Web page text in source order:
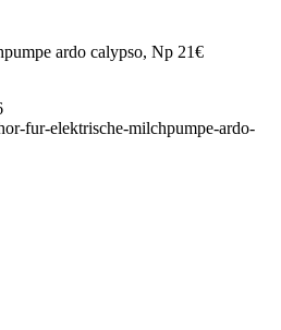
ardo calypso, Np 21€
fur-elektrische-milchpumpe-ardo-